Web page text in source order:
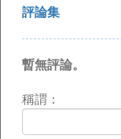
評論集
暫無評論。
稱謂：